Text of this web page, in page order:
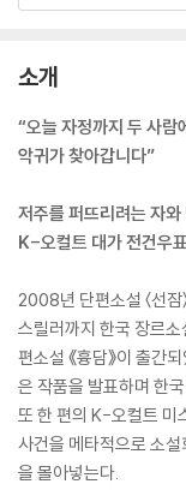
소개
“오늘 자정까지 두 사람
악귀가 찾아갑니다”
저주를 퍼뜨리려는 자
K-오컬트 대가 전건우
2008년 단편소설 〈선
스릴러까지 한국 장르
편소설 《흉담》이 출간
은 작품을 발표하며 한
또 한 편의 K-오컬트 미
사건을 메타적으로 소
을 몰아넣는다.